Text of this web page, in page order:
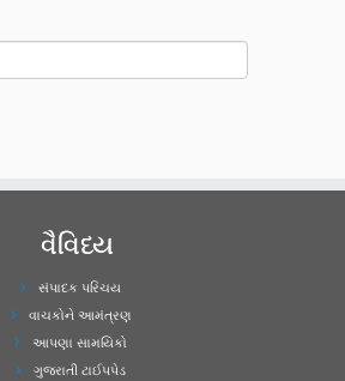
વૈવિધ્ય
સંપાદક પરિચય
વાચકોને આમંત્રણ
આપણા સામયિકો
ગુજરાતી ટાઈપપેડ